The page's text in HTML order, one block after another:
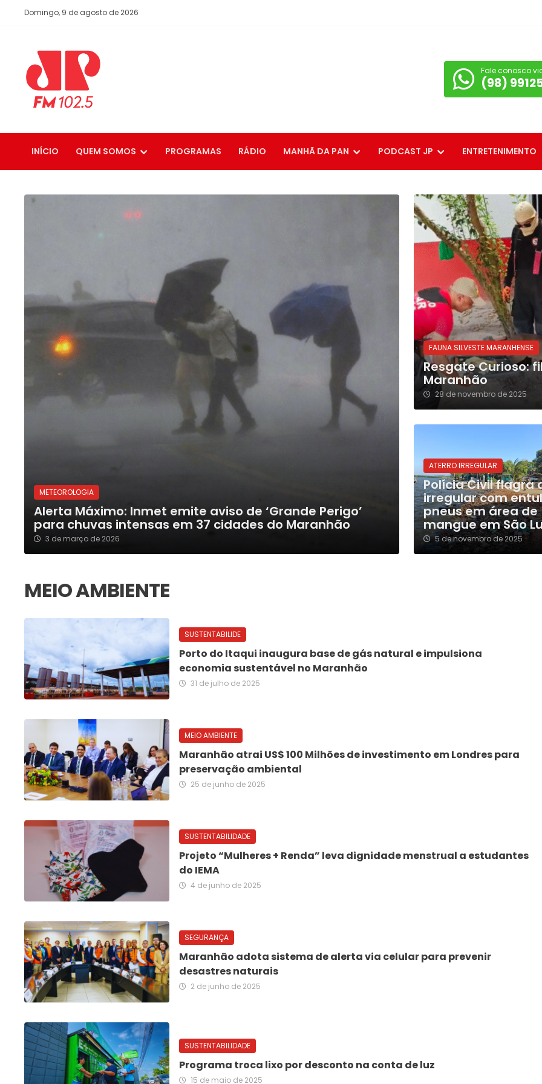
Domingo, 9 de agosto de 2026
Fale conosco
(98)
INÍCIO QUEM SOMOS PROGRAMAS RÁDIO MANHÃ DA PAN PODCAST JP ENTRETENIMENTO
METEOROLOGIA
Alerta Máximo: Inmet emite aviso de ‘Grande Perigo’
para chuvas intensas em 37 cidades do Maranhão
3 de março de 2026
FAUNA SILVESTE MARANHENSE
Resgate Curioso:
Maranhão
28 de novembro de 2025
ATERRO IRREGULAR
Polícia Civil flagra
irregular com
pneus em área de
mangue em São
5 de novembro de 2025
SUSTENTABILIDE
Porto do Itaqui inaugura base de gás natural e impulsiona
economia sustentável no Maranhão
31 de julho de 2025
MEIO AMBIENTE
Maranhão atrai US$ 100 Milhões de investimento em Londres para
preservação ambiental
25 de junho de 2025
SUSTENTABILIDADE
Projeto “Mulheres + Renda” leva dignidade menstrual a estudantes
do IEMA
4 de junho de 2025
SEGURANÇA
Maranhão adota sistema de alerta via celular para prevenir
desastres naturais
2 de junho de 2025
SUSTENTABILIDADE
Programa troca lixo por desconto na conta de luz
15 de maio de 2025